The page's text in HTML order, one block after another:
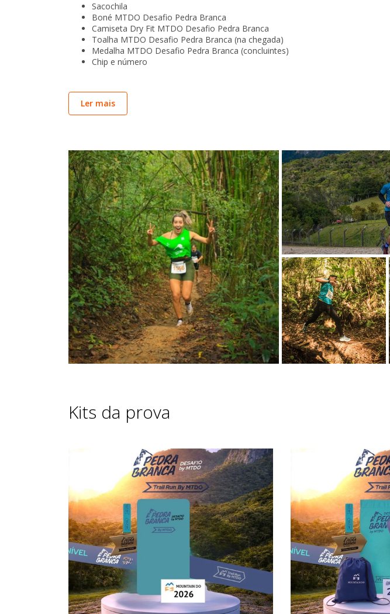
Sacochila
Boné MTDO Desafio Pedra Branca
Camiseta Dry Fit MTDO Desafio Pedra Branca
Toalha MTDO Desafio Pedra Branca (na chegada)
Medalha MTDO Desafio Pedra Branca (concluintes)
Chip e número
PROGRAMAÇÃO
Domingo-18deOutubro
• 06:45-Largada 15km e 25km | C-Pack® Creative Packaging – São José |SC
• 07:30-Largada 9km e 4km | C-Pack® Creative Packaging – São José |SC
• 08:00às 12:00-Mountain Do Kids | C-Pack® Creative Packaging – São José |SC
• 10:30-Premiação | C-Pack® Creative Packaging – São José |SC
Ler mais
Kits da prova